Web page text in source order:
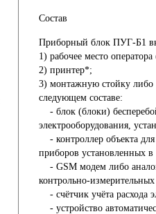
Состав
Приборный блок ПУГ-Б1
1) рабочее место
2) принтер*;
3) монтажную стойку либо
следующем составе:
- блок (блоки)
электрооборудования,
- контроллер объекта
приборов установленных
- GSM модем либо
контрольно-
- счётчик учёта расхода
- устройство